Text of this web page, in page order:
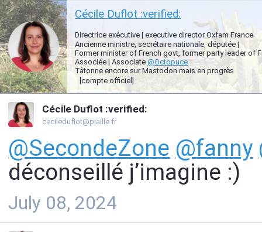
Cécile Duflot :verified:
Directrice exécutive | executive director Oxfam France
Ancienne ministre, secrétaire nationale, députée |
Former minister of French govt, former party leader of
Associée | Associate@Octopuce
Tâtonne encore sur Mastodon mais en progrès
[compte officiel]
Cécile Duflot :verified:
cecileduflot@piaille.fr
@SecondeZone @fanny
déconseillé j’imagine :)
July 08, 2024